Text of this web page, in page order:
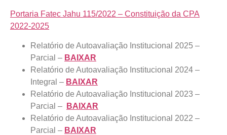
Portaria Fatec Jahu 115/2022 – Constituição da CPA
2022-2025
Relatório de Autoavaliação Institucional 2025 –
Parcial – BAIXAR
Relatório de Autoavaliação Institucional 2024 –
Integral – BAIXAR
Relatório de Autoavaliação Institucional 2023 –
Parcial –
BAIXAR
Relatório de Autoavaliação Institucional 2022 –
Parcial – BAIXAR